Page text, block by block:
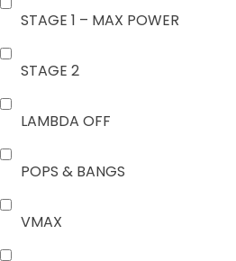
STAGE 1 – MAX POWER
STAGE 2
LAMBDA OFF
POPS & BANGS
VMAX